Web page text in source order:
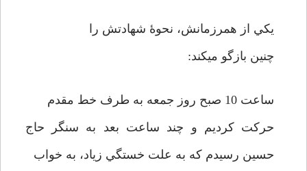
يكي از همرزمانش، نحوۀ شهادتش را
چنين بازگو مي­كند:
ساعت 10 صبح روز جمعه به طرف خط مقدم
حركت كرديم و چند ساعت بعد به سنگر حاج
حسين رسيدم كه به علت خستگي زياد، به خواب